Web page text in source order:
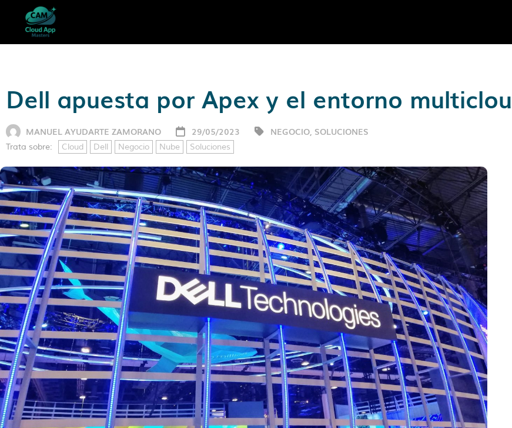
Dell apuesta por Apex y el entorno
MANUEL AYUDARTE ZAMORANO 29/05/2023 NEGOCIO, SOLUCIONES
Trata sobre: Cloud Dell Negocio Nube Soluciones